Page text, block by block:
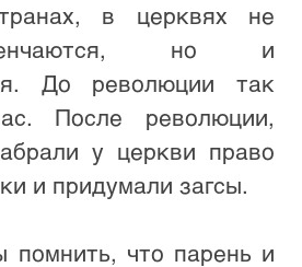
в церквях не
но и
До революции так
После революции,
у церкви право
и придумали загсы.
что парень и